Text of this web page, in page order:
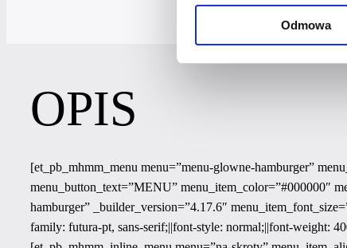
Odmowa
OPIS
[et_pb_mhmm_menu menu=”menu-glowne-hamburger”
menu_button_text=”MENU” menu_item_color=”#000000″
hamburger” _builder_version=”4.17.6″
family: futura-pt, sans-serif;||font-style: normal;||font-weight: